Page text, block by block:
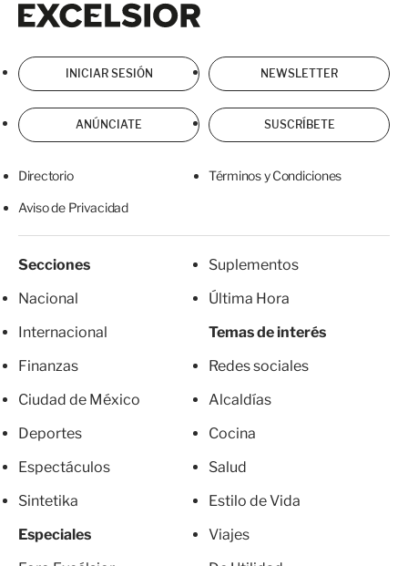
INICIAR SESIÓN NEWSLETTER
ANÚNCIATE SUSCRÍBETE
Directorio Términos y Condiciones
Aviso de Privacidad
Secciones
Nacional
Internacional
Finanzas
Ciudad de México
Deportes
Espectáculos
Sintetika
Especiales
Suplementos
Última Hora
Temas de interés
Redes sociales
Alcaldías
Cocina
Salud
Estilo de Vida
Viajes